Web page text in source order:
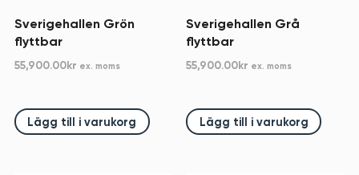
Sverigehallen Grön
flyttbar
55,900.00kr ex. moms
Lägg till i varukorg
Sverigehallen Grå
flyttbar
55,900.00kr ex. moms
Lägg till i varukorg